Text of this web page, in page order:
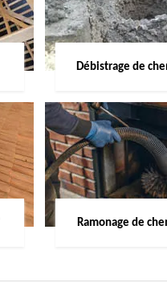
Débistrage de
Ramonage de